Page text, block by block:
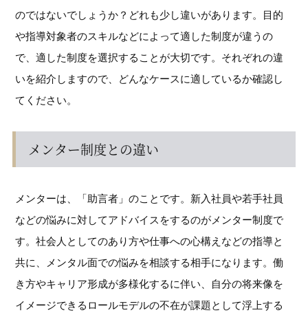
のではないでしょうか？どれも少し違いがあります。目的
や指導対象者のスキルなどによって適した制度が違うの
で、適した制度を選択することが大切です。それぞれの違
いを紹介しますので、どんなケースに適しているか確認し
てください。
メンター制度との違い
メンターは、「助言者」のことです。新入社員や若手社員
などの悩みに対してアドバイスをするのがメンター制度で
す。社会人としてのあり方や仕事への心構えなどの指導と
共に、メンタル面での悩みを相談する相手になります。働
き方やキャリア形成が多様化するに伴い、自分の将来像を
イメージできるロールモデルの不在が課題として浮上する